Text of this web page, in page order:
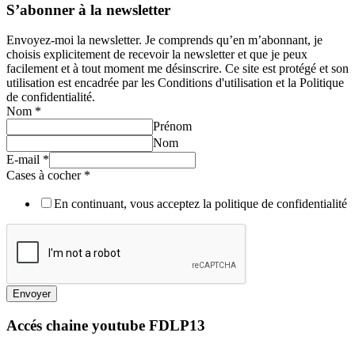
S’abonner à la newsletter
Envoyez-moi la newsletter. Je comprends qu’en m’abonnant, je
choisis explicitement de recevoir la newsletter et que je peux
facilement et à tout moment me désinscrire. Ce site est protégé et son
utilisation est encadrée par les Conditions d'utilisation et la Politique
de confidentialité.
Nom *
Prénom
Nom
E-mail *
Cases à cocher *
En continuant, vous acceptez la politique de confidentialité
Envoyer
Accés chaine youtube FDLP13